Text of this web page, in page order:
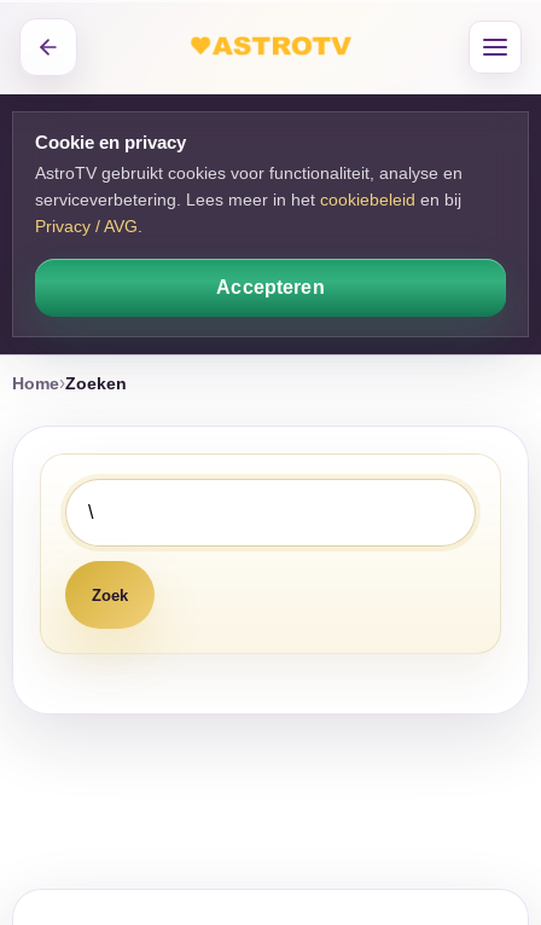
Cookie en privacy
AstroTV gebruikt cookies voor functionaliteit, analyse en
serviceverbetering. Lees meer in het cookiebeleid en bij
Privacy / AVG
Accepteren
Home Zoeken